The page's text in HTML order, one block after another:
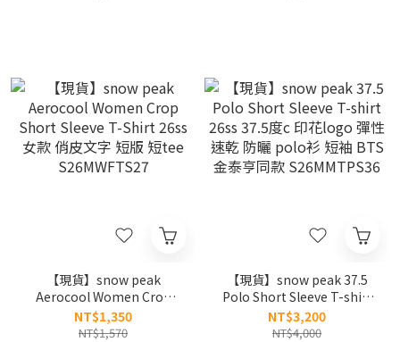
【現貨】snow peak
Aerocool Women Crop
Short Sleeve T-Shirt 26ss
女款 俏皮文字 短版 短tee
NT$1,350
NT$1,570
【現貨】snow peak 37.5
Polo Short Sleeve T-shirt
26ss 37.5度c 印花logo 彈性
速乾 防曬 polo衫 短袖 BTS
NT$3,200
NT$4,000